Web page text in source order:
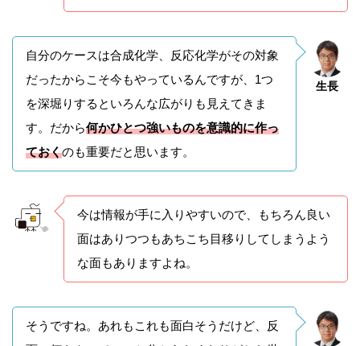
生長
自分のケースは合成化学、反応化学がその対象
だったからこそ今もやっているんですが、1つ
を深堀りするといろんな広がりも見えてきま
す。だから何かひとつ強いものを意識的に作っ
ておくのも重要だと思います。
今は情報が手に入りやすいので、もちろん良い
面はありつつもあちこち目移りしてしまうよう
な面もありますよね。
そうですね。あれもこれも面白そうだけど、反